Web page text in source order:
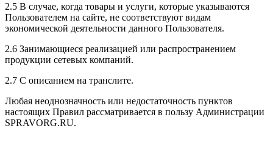
2.5 В случае, когда товары и услуги, которые указываются
Пользователем на сайте, не соответствуют видам
экономической деятельности данного Пользователя.
2.6 Занимающиеся реализацией или распространением
продукции сетевых компаний.
2.7 С описанием на транслите.
Любая неоднозначность или недостаточность пунктов
настоящих Правил рассматривается в пользу Администрации
SPRAVORG.RU.